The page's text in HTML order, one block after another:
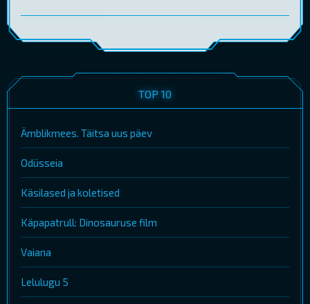
TOP 10
Ämblikmees. Täitsa uus päev
Odüsseia
Käsilased ja koletised
Käpapatrull: Dinosauruse film
Vaiana
Lelulugu 5